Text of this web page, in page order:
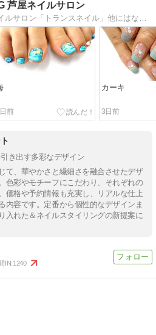
芦屋ネイルサロン
リピート率93％！芦屋ネイルサロン「トランスネイル」他にはない緻密で美しいデザインと、丁寧な施術が魅力のサロンです。
前
カーキ
3日前
き出す多彩なデザイン
て、華やかさと繊細さを融合させたデザ
色彩やモチーフにこだわり、それぞれの
価格や予約情報も充実し、リアルな仕上
内容です。定番から個性的なデザインま
入れた＆ネイルスタイリングの新提案に
IN:1240